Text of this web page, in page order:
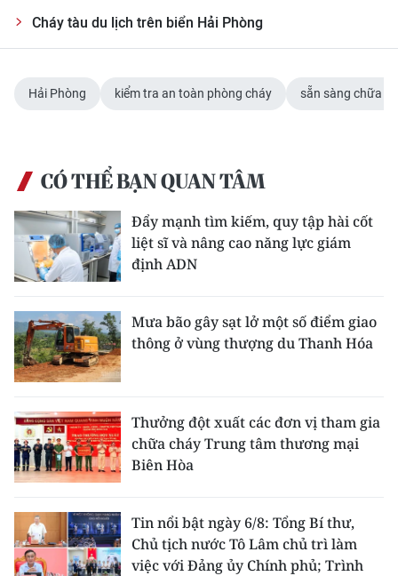
Cháy tàu du lịch trên biển Hải Phòng
Hải Phòng kiểm tra an toàn phòng cháy sẵn sàng chữa
CÓ THỂ BẠN QUAN TÂM
Đẩy mạnh tìm kiếm, quy tập hài cốt
liệt sĩ và nâng cao năng lực giám
định ADN
Mưa bão gây sạt lở một số điểm giao
thông ở vùng thượng du Thanh Hóa
Thưởng đột xuất các đơn vị tham gia
chữa cháy Trung tâm thương mại
Biên Hòa
Tin nổi bật ngày 6/8: Tổng Bí thư,
Chủ tịch nước Tô Lâm chủ trì làm
việc với Đảng ủy Chính phủ; Trình